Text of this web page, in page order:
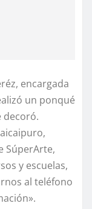
encargada
un ponqué
decoró.
SúperArte,
y escuelas,
al teléfono